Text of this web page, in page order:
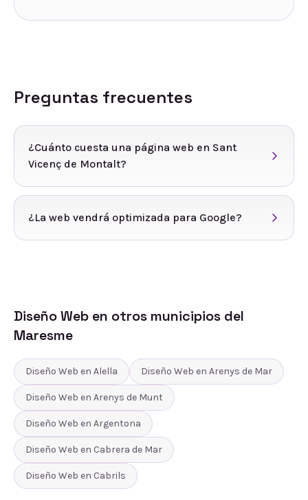
Preguntas frecuentes
¿Cuánto cuesta una página web en Sant
Vicenç de Montalt?
¿La web vendrá optimizada para Google?
Diseño Web en otros municipios del
Maresme
Diseño Web en Alella Diseño Web en Arenys de Mar
Diseño Web en Arenys de Munt
Diseño Web en Argentona
Diseño Web en Cabrera de Mar
Diseño Web en Cabrils